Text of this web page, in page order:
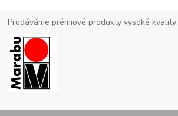
Prodáváme prémiové produkty vysoké kvality: